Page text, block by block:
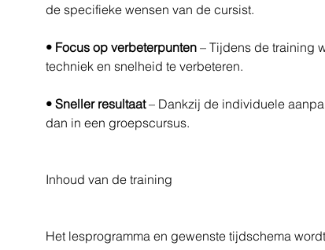
de specifieke wensen van de cursist.
• Focus op verbeterpunten – Tijdens de training
techniek en snelheid te verbeteren.
• Sneller resultaat – Dankzij de individuele
dan in een groepscursus.
Inhoud van de training
Het lesprogramma en gewenste tijdschema